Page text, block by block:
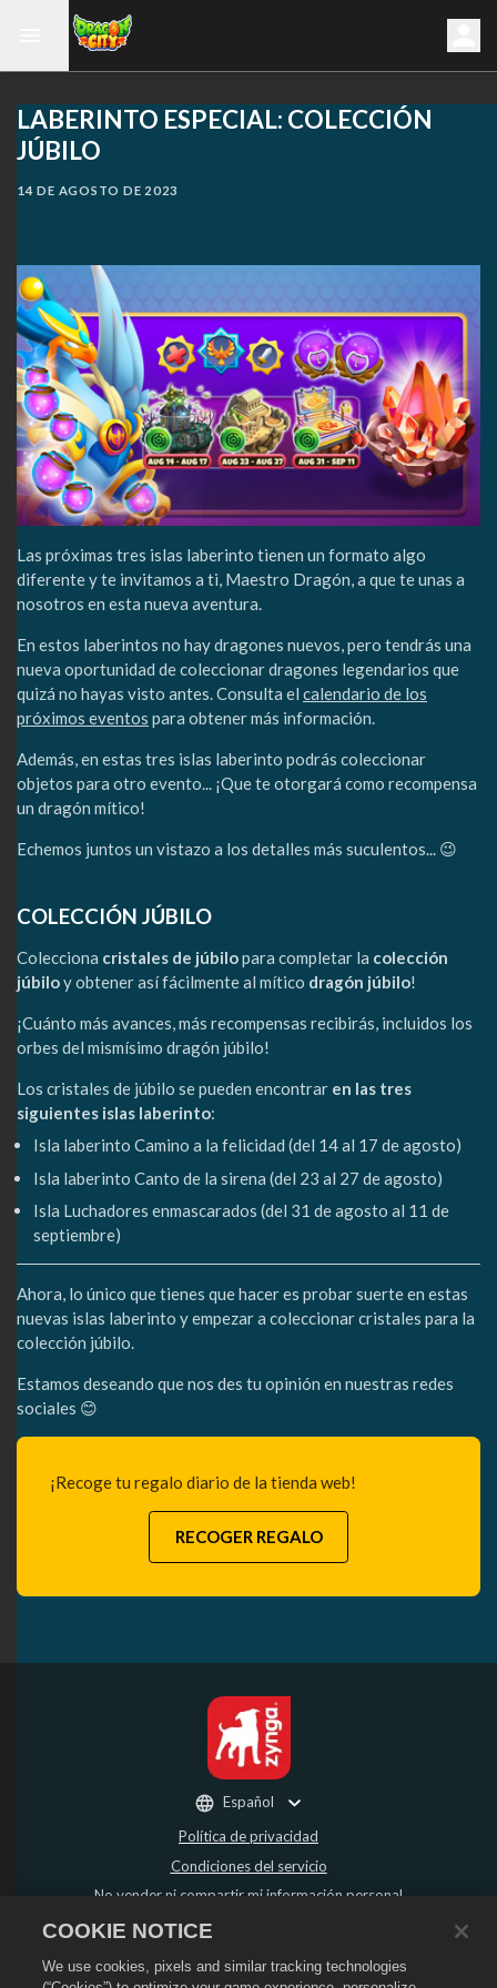
LABERINTO ESPECIAL: COLECCIÓN
JÚBILO
14 DE AGOSTO DE 2023
Las próximas tres islas laberinto tienen un formato algo
diferente y te invitamos a ti, Maestro Dragón, a que te unas a
nosotros en esta nueva aventura.
En estos laberintos no hay dragones nuevos, pero tendrás una
nueva oportunidad de coleccionar dragones legendarios que
quizá no hayas visto antes. Consulta el calendario de los
próximos eventos para obtener más información.
Además, en estas tres islas laberinto podrás coleccionar
objetos para otro evento... ¡Que te otorgará como recompensa
un dragón mítico!
Echemos juntos un vistazo a los detalles más suculentos... 😉
COLECCIÓN JÚBILO
Colecciona cristales de júbilopara completar la colección
júbiloy obtener así fácilmente al mítico dragón júbilo!
¡Cuánto más avances, más recompensas recibirás, incluidos los
orbes del mismísimo dragón júbilo!
Los cristales de júbilo se pueden encontrar en las tres
siguientes islas laberinto:
Isla laberinto Camino a la felicidad (del 14 al 17 de agosto)
Isla laberinto Canto de la sirena (del 23 al 27 de agosto)
Isla Luchadores enmascarados (del 31 de agosto al 11 de
septiembre)
Ahora, lo único que tienes que hacer es probar suerte en estas
nuevas islas laberinto y empezar a coleccionar cristales para la
colección júbilo.
Estamos deseando que nos des tu opinión en nuestras redes
sociales 😊
¡Recoge tu regalo diario de la tienda web!
RECOGER REGALO
Política de privacidad
Condiciones del servicio
No vender ni compartir mi información personal
Política de reembolso
Asistencia de la tienda
Español
COOKIE NOTICE
We use cookies, pixels and similar tracking technologies